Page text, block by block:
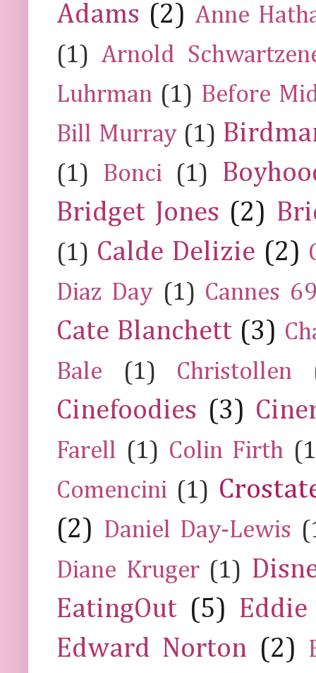
Adams (2) Anne
(1) Arnold
Luhrman (1) Before
Bill Murray (1)
(1) Bonci (1)
Bridget Jones (2)
(1) Calde Delizie (2)
Diaz Day (1) Cannes
Cate Blanchett (3)
Bale
(1) Christollen
Cinefoodies (3)
Farell (1) Colin Firth
Comencini (1)
(2) Daniel Day-Lewis
Diane Kruger (1)
EatingOut (5) Eddie
Edward Norton (2)